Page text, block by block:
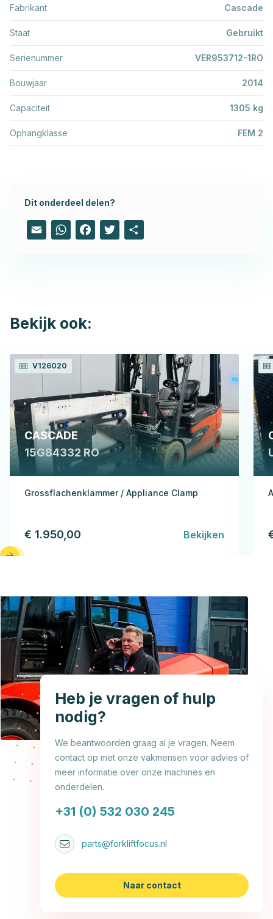
Fabrikant Cascade
Staat Gebruikt
Serienummer VER953712-1RO
Bouwjaar 2014
Capaciteit 1305 kg
Ophangklasse FEM 2
Dit onderdeel delen?
Email WhatsAppFacebook
Twitter
Bekijk ook:
V126020
CASCADE
15G84332 RO
Grossflachenklammer / Appliance Clamp
€ 1.950,00 Bekijken
Heb je vragen of hulp
nodig?
We beantwoorden graag al je vragen. Neem
contact op met onze vakmensen voor advies of
meer informatie over onze machines en
onderdelen.
+31 (0) 532 030 245
parts@forkliftfocus.nl
Naar contact